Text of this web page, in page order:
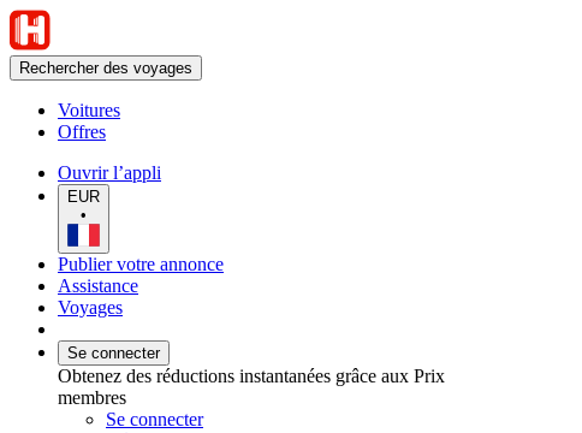
Rechercher des voyages
Voitures
Offres
Ouvrir l’appli
EUR
•
Publier votre annonce
Assistance
Voyages
Se connecter
Obtenez des réductions instantanées grâce aux Prix
membres
Se connecter